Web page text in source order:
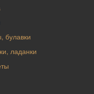
булавки
ладанки